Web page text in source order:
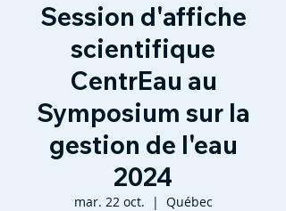
Session d'affiche
scientifique
CentrEau au
Symposium sur la
gestion de l'eau
2024
mar. 22 oct.
  |
Québec